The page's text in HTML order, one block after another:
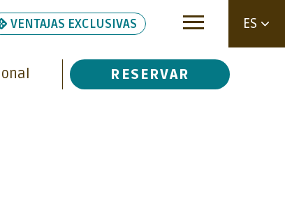
VENTAJAS EXCLUSIVAS ES